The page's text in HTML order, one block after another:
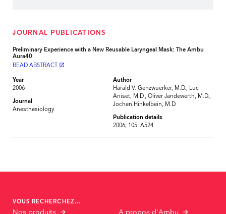
JOURNAL PUBLICATIONS
Preliminary Experience with a New Reusable Laryngeal Mask: The Ambu
Aura40
READ ABSTRACT launch
Year
2006
Journal
Anesthesiology
Author
Harald V. Genzwuerker, M.D., Luc
Aniset, M.D., Oliver Jandewerth, M.D.,
Jochen Hinkelbein, M.D.
Publication details
2006; 105: A524
VOUS RECHERCHEZ...